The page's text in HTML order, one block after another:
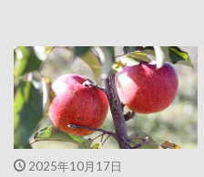
2025年10月17日